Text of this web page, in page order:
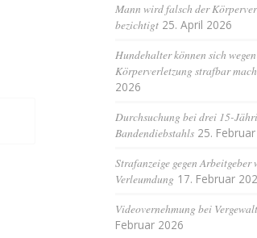
Mann wird falsch der
bezichtigt 25. April 2026
Hundehalter können sich wegen
Körperverletzung strafbar
2026
Durchsuchung bei drei 15-
Bandendiebstahls 25.
Strafanzeige gegen Arbeitgeber
Verleumdung 17. Februar
Videovernehmung bei
Februar 2026